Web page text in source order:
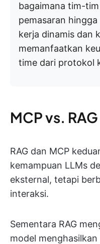
bagaimana tim-
pemasaran
kerja dinamis dan
memanfaatkan
time dari protokol
MCP vs. RAG
RAG dan MCP
kemampuan LLMs
eksternal, tetapi
interaksi.
Sementara RAG
model